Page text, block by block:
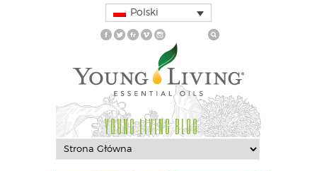
Polski
YOUNG LIVING BLOG